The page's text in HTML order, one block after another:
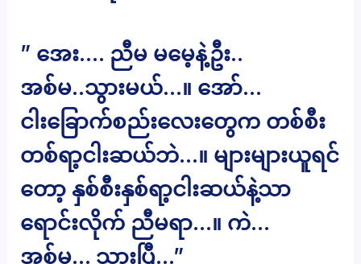
” အေး…. ညီမ မမေ့နဲ့ဦး..
အစ်မ..သွားမယ်…။ အော်…
ငါးခြောက်စည်းလေးတွေက တစ်စီး
တစ်ရာ့ငါးဆယ်ဘဲ…။ များများယူရင်
တော့ နှစ်စီးနှစ်ရာ့ငါးဆယ်နဲ့သာ
ရောင်းလိုက် ညီမရာ…။ ကဲ…
အစ်မ… သွားပြီ…”